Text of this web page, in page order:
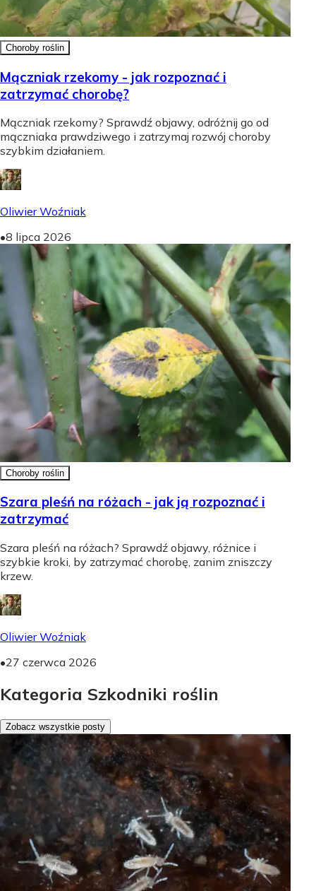
Choroby roślin
Mączniak rzekomy - jak rozpoznać i
zatrzymać chorobę?
Mączniak rzekomy? Sprawdź objawy, odróżnij go od
mączniaka prawdziwego i zatrzymaj rozwój choroby
szybkim działaniem.
Oliwier Woźniak
•8 lipca 2026
Choroby roślin
Szara pleśń na różach - jak ją rozpoznać i
zatrzymać
Szara pleśń na różach? Sprawdź objawy, różnice i
szybkie kroki, by zatrzymać chorobę, zanim zniszczy
krzew.
Oliwier Woźniak
•27 czerwca 2026
Kategoria Szkodniki roślin
Zobacz wszystkie posty